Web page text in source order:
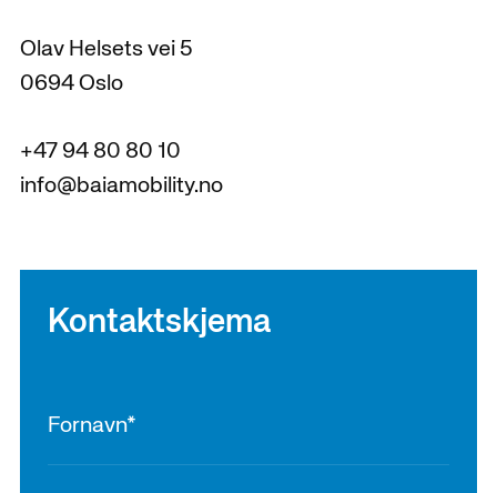
Olav Helsets vei 5
0694 Oslo
+47 94 80 80 10
info@baiamobility.no
Kontaktskjema